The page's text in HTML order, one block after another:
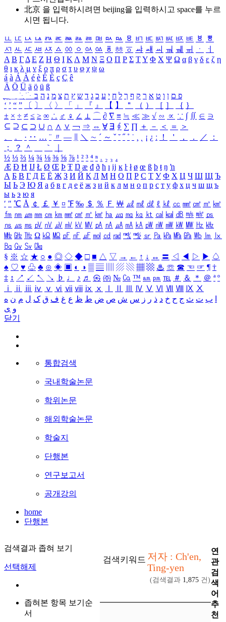
北京 을 입력하시려면 beijing을 입력하시고 space를 누르
시면 됩니다.
ㅥ ㅦ ㅧ ㅨ ㅩ ㅪ ㅫ ㅬ ㅭ ㅮ ㅯ ㅰ ㅱ ㅲ ㅳ ㅴ ㅵ ㅶ ㅷ ㅸ
ㅹ
ㅺ ㅻ ㅼ ㅽ ㅾ ㅿ ㆀ ㆁ ㆂ ㆃ ㆄ ㆅ ㆆ ㆇ ㆈ ㆉ ㆊ ㆋ ㆌ ㆍ
ㆎ
Α Β ΓΔ Ε Ζ Η Θ Ι ΚΛ Μ Ν Ξ Ο Π Ρ Σ ΤΥ Φ Χ Ψ Ω α β γ δ ε ζ η
θ ι κ λ μ ν ξ ο π ρ σ τ υ φ χ ψ ω
á à Á À é è É È ç Ç ê
Ä Ö Ü ä ö ü ß
ִֶֹ ֻּ ׁׂ פ ם ן ו ט א ר ק ף ך ל ח י ע כ ג ד ש ץ ת צ מ נ ה ב
‘ ’ “ ” 〔 〕 〈 〉 「 」 『 』 【 】 ＂ （ ） ［ ］ ｛ ｝
± × ÷ ≠ ≤ ≥ ∞ ∴ ♂ ♀ ∠ ⊥ ⌒ ∂ ∇ ≡ ≒ ≪ ≫ √ ∽ ∝ ∵ ∫ ∬ ∈ ∋
⊆ ⊇ ⊂ ⊃ ∪ ∩ ∧ ∨ ￢ ⇒ ⇔ ∀ ∃ ∮ ∑ ∏ ＋ － ＜ ＝
＞
、
。 · ‥ … ¨ 〃 ― ＼ ∼ ´ ～ ˇ ˘ ˝ ˚ ˙ ¸ ¡ ¿ ː ！ ＇ ， ． ／
：
；
？ ＾ ｀
½ ⅓ ⅔ ¼ ¾ ⅛ ⅜ ⅝ ⅞ ¹ ² ³ ⁴ ⁿ ₁ ₂ ₃ ₄
Æ Ð Ħ Ĳ Ł Ø Œ Þ Ŧ Ŋ æ đ ð ħ ı ĳ ĸ ŀ ł ø œ ß þ ŧ ŋ ŉ
А Б В Г Д Е Ё Ж З И Й К Л М Н О П Р С Т У Ф Х Ц Ч Ш Щ Ъ
Ы Ь Э Ю Я а б в г д е ё ж з и й к л м н о п р с т у ф х ц ч ш щ ъ
ы ь э ю я
′ ″ ℃ Å ￠ ￡ ￥ ¤ ℉ ‰ ＄ ％ Ｆ ￦ ㎕ ㎖ ㎗ ℓ ㎘ ㏄ ㎣ ㎤ ㎥ ㎦
㎙ ㎚ ㎛ ㎜ ㎝ ㎞ ㎟ ㎠ ㎡ ㎢ ㏊ ㎍ ㎎ ㎏ ㏏ ㎈ ㎉ ㏈ ㎧ ㎨ ㎰
㎱ ㎲ ㎳ ㎴ ㎵ ㎶ ㎷ ㎸ ㎹ ㎀ ㎁ ㎂ ㎃ ㎄ ㎺ ㎻ ㎽ ㎾ ㎿ ㎐ ㎑
㎒ ㎓ ㎔ Ω ㏀ ㏁ ㎊ ㎋ ㎌ ㏖ ㏅ ㎭ ㎮ ㎯ ㏛ ㎩ ㎪ ㎫ ㎬ ㏝ ㏐
㏓
㏃ ㏉ ㏜ ㏆
§ ※ ☆ ★ ○ ● ◎ ◇ ◆ □ ■ △ ▽ → ← ↑ ↓ ↔ 〓 ◁ ◀ ▷ ▶ ♤
♠ ♡ ♥ ♧ ♣ ⊙ ◈ ▣ ◐ ◑ ▒ ▤ ▨ ▧ ▦ ▩ ♨ ☏ ☎ ☜ ☞ ¶ †
‡ ↕ ↗ ↙ ↖ ↘ ♭ ♩ ♪ ♬ ㉿ ㈜ № ㏇ ™ ㏂ ㏘ ℡ ＃ ＆ ＊ ＠ ª º
ⅰ
ⅱ ⅲ ⅳ ⅴ ⅵ ⅶ ⅷ ⅸ ⅹ Ⅳ Ⅴ Ⅵ Ⅶ Ⅷ Ⅸ Ⅹ
ب ت ث ج ح خ د ذ ر ز س ش ص ض ط ظ ع غ ف ق ک ل م ن ه
و ی
닫기
통합검색
국내학술논문
학위논문
해외학술논문
학술지
단행본
연구보고서
공개강의
home
단행본
검색결과 좁혀 보기
선택해제
좁혀본 항목 보기순
서
검색키워드 저자 : Ch'en,
Ting-yen
(검색결과 1,875 건)
연
관
검
색
어
추
천